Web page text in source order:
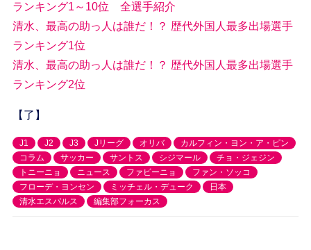
ランキング1～10位 全選手紹介
清水、最高の助っ人は誰だ！？ 歴代外国人最多出場選手
ランキング1位
清水、最高の助っ人は誰だ！？ 歴代外国人最多出場選手
ランキング2位
【了】
J1 J2 J3 Jリーグ オリバ
カルフィン・ヨン・ア・ピン
コラム
サッカー サントス シジマール
チョ・ジェジン
トニーニョ
ニュース ファビーニョ
ファン・ソッコ
フローデ・ヨンセン
ミッチェル・デューク
日本
清水エスパルス
編集部フォーカス